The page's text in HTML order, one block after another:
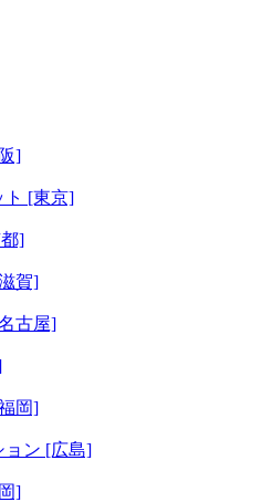
]
ト [東京]
]
賀]
古屋]
岡]
ョン [広島]
]